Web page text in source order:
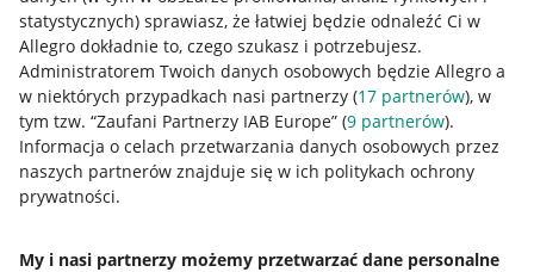
statystycznych) sprawiasz, że łatwiej będzie odnaleźć Ci w
Allegro dokładnie to, czego szukasz i potrzebujesz.
Administratorem Twoich danych osobowych będzie Allegro a
w niektórych przypadkach nasi partnerzy (17 partnerów), w
tym tzw. “Zaufani Partnerzy IAB Europe” (9 partnerów).
Informacja o celach przetwarzania danych osobowych przez
naszych partnerów znajduje się w ich politykach ochrony
prywatności.
My i nasi partnerzy możemy przetwarzać dane personalne
Przydatne informacje
Jak to działa